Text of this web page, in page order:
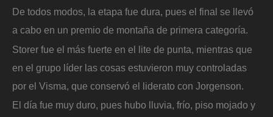
De todos modos, la etapa fue dura, pues el final se llevó
a cabo en un premio de montaña de primera categoría.
Storer fue el más fuerte en el lite de punta, mientras que
en el grupo líder las cosas estuvieron muy controladas
por el Visma, que conservó el liderato con Jorgenson.
El día fue muy duro, pues hubo lluvia, frío, piso mojado y